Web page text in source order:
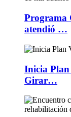
Programa
atendió …
Inicia Plan
Girar…